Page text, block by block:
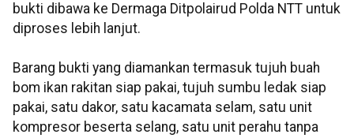
bukti dibawa ke Dermaga Ditpolairud Polda NTT untuk
diproses lebih lanjut.
Barang bukti yang diamankan termasuk tujuh buah
bom ikan rakitan siap pakai, tujuh sumbu ledak siap
pakai, satu dakor, satu kacamata selam, satu unit
kompresor beserta selang, satu unit perahu tanpa